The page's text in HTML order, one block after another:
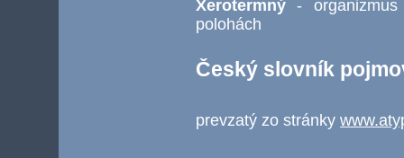
Xerotermný -
polohách
Český slovník
prevzatý zo stránky